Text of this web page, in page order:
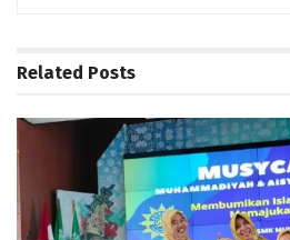
Related Posts